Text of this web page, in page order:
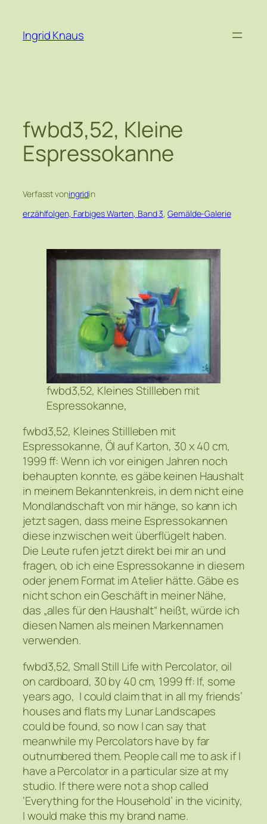
springen
Ingrid Knaus
fwbd3,52, Kleine
Espressokanne
Verfasst voningridin
erzählfolgen, Farbiges Warten, Band 3, Gemälde-Galerie
fwbd3,52, Kleines Stillleben mit
Espressokanne,
fwbd3,52, Kleines Stillleben mit
Espressokanne, Öl auf Karton, 30 x 40 cm,
1999 ff: Wenn ich vor einigen Jahren noch
behaupten konnte, es gäbe keinen Haushalt
in meinem Bekanntenkreis, in dem nicht eine
Mondlandschaft von mir hänge, so kann ich
jetzt sagen, dass meine Espressokannen
diese inzwischen weit überflügelt haben.
Die Leute rufen jetzt direkt bei mir an und
fragen, ob ich eine Espressokanne in diesem
oder jenem Format im Atelier hätte. Gäbe es
nicht schon ein Geschäft in meiner Nähe,
das „alles für den Haushalt“ heißt, würde ich
diesen Namen als meinen Markennamen
verwenden.
fwbd3,52, Small Still Life with Percolator, oil
on cardboard, 30 by 40 cm, 1999 ff: If, some
years ago, I could claim that in all my friends’
houses and flats my Lunar Landscapes
could be found, so now I can say that
meanwhile my Percolators have by far
outnumbered them. People call me to ask if I
have a Percolator in a particular size at my
studio. If there were not a shop called
‘Everything for the Household’ in the vicinity,
I would make this my brand name.